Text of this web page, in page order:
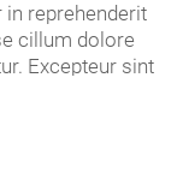
in reprehenderit
cillum dolore
Excepteur sint